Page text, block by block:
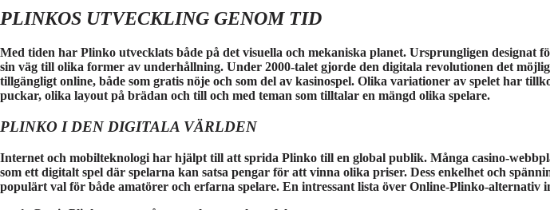
PLINKOS UTVECKLING GENOM TID
Med tiden har Plinko utvecklats både på det visuella och mekaniska planet. Ursprungligen designat
sin väg till olika former av underhållning. Under 2000-talet gjorde den digitala revolutionen det
tillgängligt online, både som gratis nöje och som del av kasinospel. Olika variationer av spelet har
puckar, olika layout på brädan och till och med teman som tilltalar en mängd olika spelare.
PLINKO I DEN DIGITALA VÄRLDEN
Internet och mobilteknologi har hjälpt till att sprida Plinko till en global publik. Många casino-
som ett digitalt spel där spelarna kan satsa pengar för att vinna olika priser. Dess enkelhet och
populärt val för både amatörer och erfarna spelare. En intressant lista över Online-Plinko-alternativ